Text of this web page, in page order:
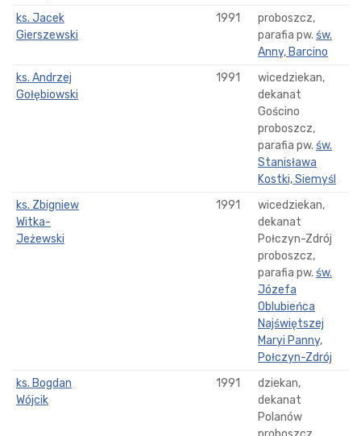
ks. Jacek
Gierszewski
1991
proboszcz,
parafia pw. św.
Anny, Barcino
ks. Andrzej
Gołębiowski
1991
wicedziekan,
dekanat
Gościno
proboszcz,
parafia pw. św.
Stanisława
Kostki, Siemyśl
ks. Zbigniew
Witka-
Jeżewski
1991
wicedziekan,
dekanat
Połczyn-Zdrój
proboszcz,
parafia pw. św.
Józefa
Oblubieńca
Najświętszej
Maryi Panny,
Połczyn-Zdrój
ks. Bogdan
Wójcik
1991
dziekan,
dekanat
Polanów